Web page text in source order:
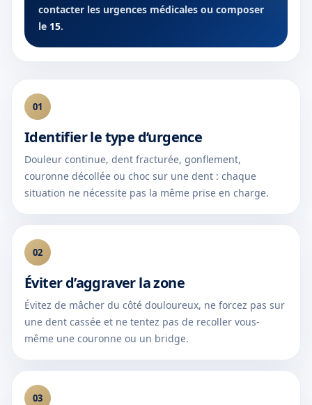
contacter les urgences médicales ou composer
le 15.
01
Identifier le type d’urgence
Douleur continue, dent fracturée, gonflement,
couronne décollée ou choc sur une dent : chaque
situation ne nécessite pas la même prise en charge.
02
Éviter d’aggraver la zone
Évitez de mâcher du côté douloureux, ne forcez pas sur
une dent cassée et ne tentez pas de recoller vous-
même une couronne ou un bridge.
03